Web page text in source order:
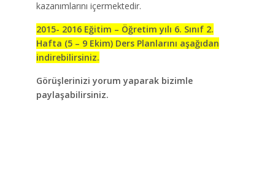
kazanımlarını içermektedir.
2015- 2016 Eğitim – Öğretim yılı 6. Sınıf 2.
Hafta (5 – 9 Ekim) Ders Planlarını aşağıdan
indirebilirsiniz.
Görüşlerinizi yorum yaparak bizimle
paylaşabilirsiniz.